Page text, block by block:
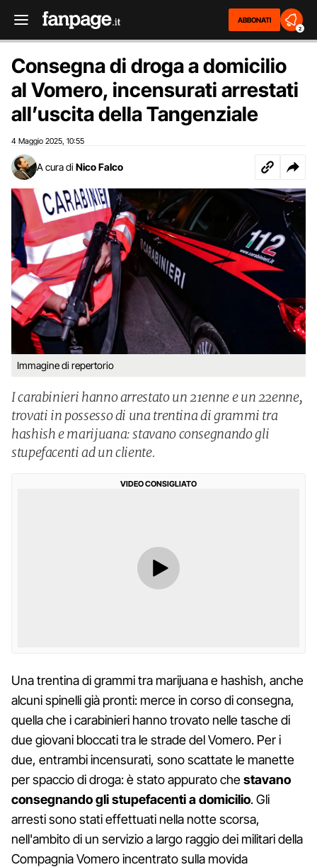
ABBONATI
2
Consegna di droga a domicilio
al Vomero, incensurati arrestati
all’uscita della Tangenziale
4 Maggio 2025 10:55
A cura di Nico Falco
Immagine di repertorio
I carabinieri hanno arrestato un 21enne e un 22enne,
trovati in possesso di una trentina di grammi tra
hashish e marijuana: stavano consegnando gli
stupefacenti ad un cliente.
VIDEO CONSIGLIATO
Una trentina di grammi tra marijuana e hashish, anche
alcuni spinelli già pronti: merce in corso di consegna,
quella che i carabinieri hanno trovato nelle tasche di
due giovani bloccati tra le strade del Vomero. Per i
due, entrambi incensurati, sono scattate le manette
per spaccio di droga: è stato appurato chestavano
consegnando gli stupefacenti a domicilio. Gli
arresti sono stati effettuati nella notte scorsa,
nell'ambito di un servizio a largo raggio dei militari della
Compagnia Vomero incentrato sulla movida